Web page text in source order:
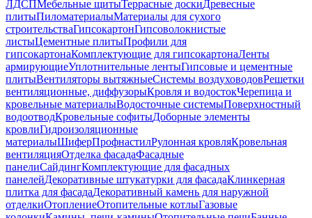
ЛДСПМебельные щитыТеррасные доскиДревесные
плитыПиломатериалыМатериалы для сухого
строительстваГипсокартонГипсоволокнистые
листыЦементные плитыПрофили для
гипсокартонаКомплектующие для гипсокартонаЛенты
армирующиеУплотнительные лентыГипсовые и цементные
плитыВентиляторы вытяжныеСистемы воздуховодовРешетки
вентиляционные, диффузорыКровля и водостокЧерепица и
кровельные материалыВодосточные системыПоверхностный
водоотводКровельные софитыДоборные элементы
кровлиГидроизоляционные
материалыШиферПрофнастилРулонная кровляКровельная
вентиляцияОтделка фасадаФасадные
панелиСайдингКомплектующие для фасадных
панелейДекоративные штукатурки для фасадаКлинкерная
плитка для фасадаДекоративный камень для наружной
отделкиОтоплениеОтопительные котлыГазовые